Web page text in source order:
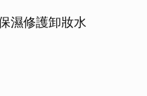
濕修護卸妝水